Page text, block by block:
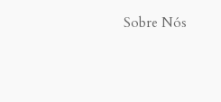
Sobre Nós